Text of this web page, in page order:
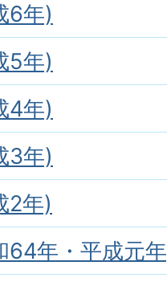
6年)
5年)
4年)
3年)
2年)
64年・平成元